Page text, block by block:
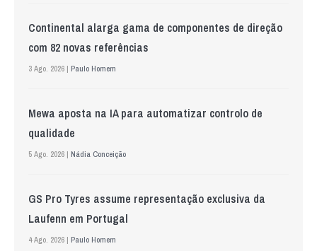
Continental alarga gama de componentes de direção
com 82 novas referências
3 Ago. 2026 | Paulo Homem
Mewa aposta na IA para automatizar controlo de
qualidade
5 Ago. 2026 | Nádia Conceição
GS Pro Tyres assume representação exclusiva da
Laufenn em Portugal
4 Ago. 2026 | Paulo Homem